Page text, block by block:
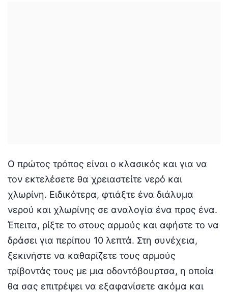
Ο πρώτος τρόπος είναι ο κλασικός και για να
τον εκτελέσετε θα χρειαστείτε νερό και
χλωρίνη. Ειδικότερα, φτιάξτε ένα διάλυμα
νερού και χλωρίνης σε αναλογία ένα προς ένα.
Έπειτα, ρίξτε το στους αρμούς και αφήστε το να
δράσει για περίπου 10 λεπτά. Στη συνέχεια,
ξεκινήστε να καθαρίζετε τους αρμούς
τρίβοντάς τους με μια οδοντόβουρτσα, η οποία
θα σας επιτρέψει να εξαφανίσετε ακόμα και